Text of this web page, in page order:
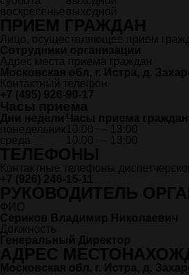
воскресенье выходной
ПРИЕМ ГРАЖДАН
Лицо, осуществляющее прием
Сотрудники организации
Адрес места приема граждан
Московская обл, г. Истра, д.
Контактный телефон
+7 (495) 926-90-17
Часы приема
Дни недели Часы приема граждан
понедельник 10:00 — 13:00
среда
10:00 — 13:00
ТЕЛЕФОНЫ
Контактные телефоны
+7 (926) 246-15-11
РУКОВОДИТЕЛЬ
ФИО
Сериков Владимир Николаевич
Должность
Генеральный Директор
АДРЕС
Московская обл, г. Истра, д.